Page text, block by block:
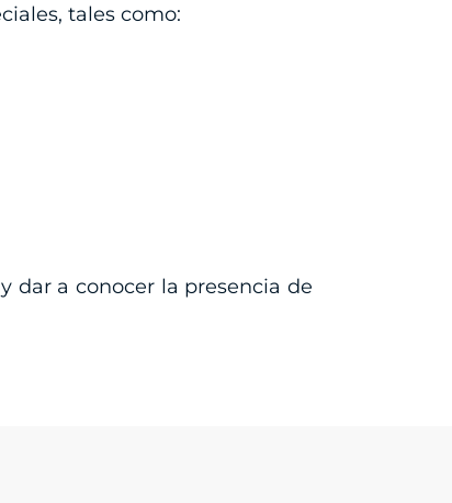
tales como:
y dar a conocer la presencia de